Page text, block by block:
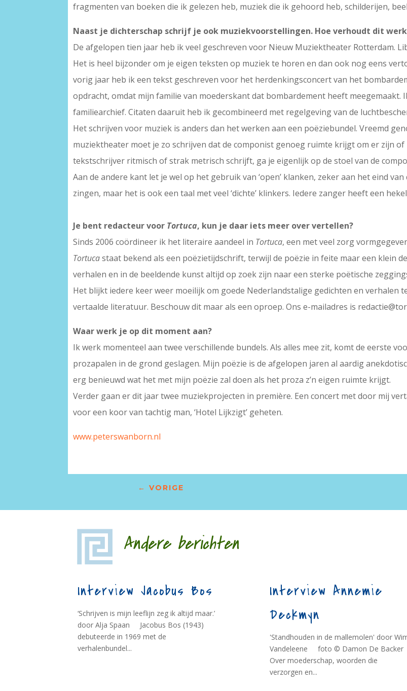
fragmenten van boeken die ik gelezen heb, muziek die ik gehoord heb, schilderijen,
Naast je dichterschap schrijf je ook muziekvoorstellingen. Hoe verhoudt dit
De afgelopen tien jaar heb ik veel geschreven voor Nieuw Muziektheater Rotterdam.
Het is heel bijzonder om je eigen teksten op muziek te horen en dan ook nog eens
vorig jaar heb ik een tekst geschreven voor het herdenkingsconcert van het
opdracht, omdat mijn familie van moederskant dat bombardement heeft
familiearchief. Citaten daaruit heb ik gecombineerd met regelgeving van de
Het schrijven voor muziek is anders dan het werken aan een poëziebundel. Vreemd
muziektheater moet je zo schrijven dat de componist genoeg ruimte krijgt om er zijn
tekstschrijver ritmisch of strak metrisch schrijft, ga je eigenlijk op de stoel van de
Aan de andere kant let je wel op het gebruik van ‘open’ klanken, zeker aan het eind
zingen, maar het is ook een taal met veel ‘dichte’ klinkers. Iedere zanger heeft een
Je bent redacteur voor Tortuca, kun je daar iets meer over vertellen?
Sinds 2006 coördineer ik het literaire aandeel in Tortuca, een met veel zorg
Tortucastaat bekend als een poëzietijdschrift, terwijl de poëzie in feite maar een klein
verhalen en in de beeldende kunst altijd op zoek zijn naar een sterke poëtische
Het blijkt iedere keer weer moeilijk om goede Nederlandstalige gedichten en verhalen
vertaalde literatuur. Beschouw dit maar als een oproep. Ons e-mailadres is
Waar werk je op dit moment aan?
Ik werk momenteel aan twee verschillende bundels. Als alles mee zit, komt de eerste
prozapalen in de grond geslagen. Mijn poëzie is de afgelopen jaren al aardig
erg benieuwd wat het met mijn poëzie zal doen als het proza z’n eigen ruimte krijgt.
Verder gaan er dit jaar twee muziekprojecten in première. Een concert met door mij
voor een koor van tachtig man, ‘Hotel Lijkzigt’ geheten.
www.peterswanborn.nl
← VORIGE
Andere berichten
Interview Jacobus Bos
‘Schrijven is mijn leeflijn zeg ik altijd maar.’
door Alja Spaan Jacobus Bos (1943)
debuteerde in 1969 met de
verhalenbundel...
Interview Annemie
Deckmyn
'Standhouden in de mallemolen' door
Vandeleene foto © Damon De Backer
Over moederschap, woorden die
verzorgen en...